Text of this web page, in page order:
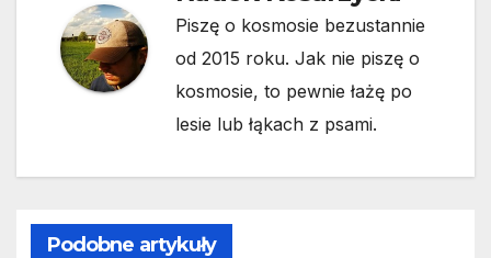
Piszę o kosmosie bezustannie
od 2015 roku. Jak nie piszę o
kosmosie, to pewnie łażę po
lesie lub łąkach z psami.
Podobne artykuły